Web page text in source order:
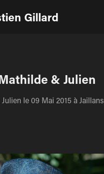
Gillard
& Julien
le 09 Mai 2015 à Jaillans